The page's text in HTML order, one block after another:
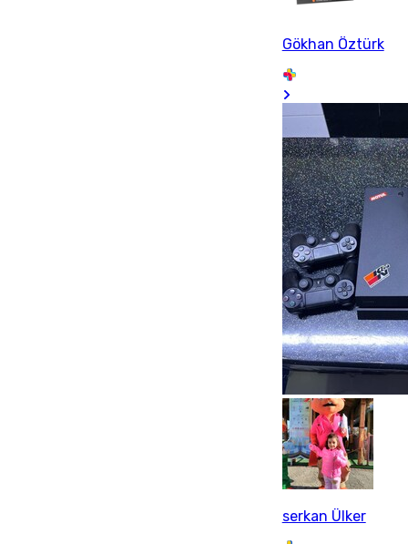
Gökhan Öztürk
serkan Ülker